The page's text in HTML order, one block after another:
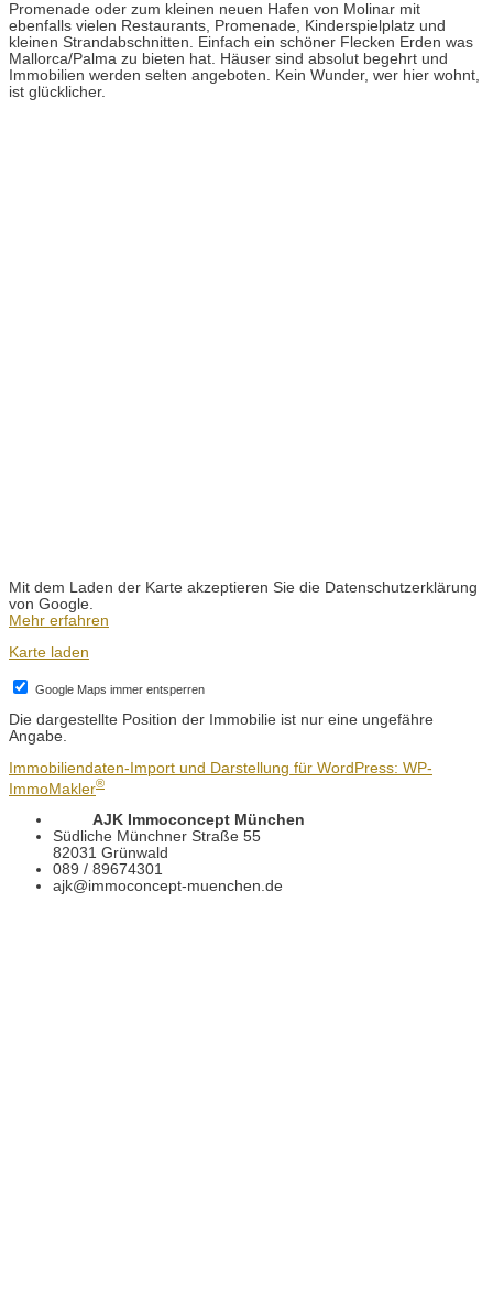
Promenade oder zum kleinen neuen Hafen von Molinar mit
ebenfalls vielen Restaurants, Promenade, Kinderspielplatz und
kleinen Strandabschnitten. Einfach ein schöner Flecken Erden was
Mallorca/Palma zu bieten hat. Häuser sind absolut begehrt und
Immobilien werden selten angeboten. Kein Wunder, wer hier wohnt,
ist glücklicher.
Mit dem Laden der Karte akzeptieren Sie die Datenschutzerklärung
von Google.
Mehr erfahren
Karte laden
Google Maps immer entsperren
Die dargestellte Position der Immobilie ist nur eine ungefähre
Angabe.
Immobiliendaten-Import und Darstellung für WordPress: WP-
ImmoMakler®
AJK Immoconcept München
Südliche Münchner Straße 55
82031 Grünwald
089 / 89674301
ajk@immoconcept-muenchen.de